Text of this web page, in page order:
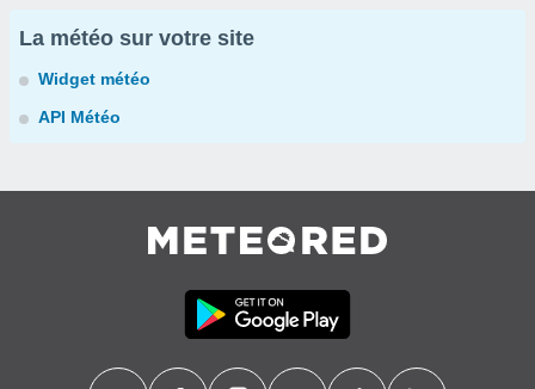
La météo sur votre site
Widget météo
API Météo